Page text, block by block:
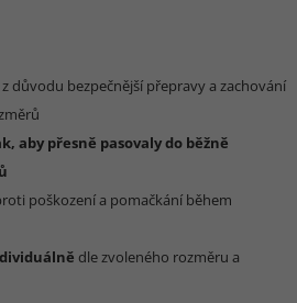
z důvodu bezpečnější přepravy a zachování
aby přesně pasovaly do běžně
poškození a pomačkání během
dle zvoleného rozměru a